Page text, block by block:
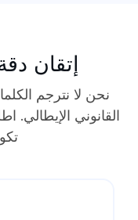
إتقان
نحن لا نترجم
القانوني الإيطالي.